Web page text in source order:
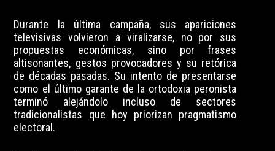
Durante la última campaña, sus apariciones
televisivas volvieron a viralizarse, no por sus
propuestas económicas, sino por frases
altisonantes, gestos provocadores y su retórica
de décadas pasadas. Su intento de presentarse
como el último garante de la ortodoxia peronista
terminó alejándolo incluso de sectores
tradicionalistas que hoy priorizan pragmatismo
electoral.